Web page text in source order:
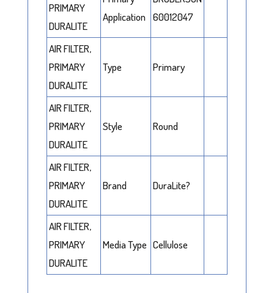
PRIMARY
DURALITE
Application 60012047
AIR FILTER,
PRIMARY
DURALITE
Type Primary
AIR FILTER,
PRIMARY
DURALITE
Style Round
AIR FILTER,
PRIMARY
DURALITE
Brand DuraLite?
AIR FILTER,
PRIMARY
DURALITE
Media Type Cellulose